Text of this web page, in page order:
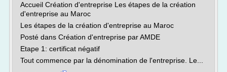
Accueil Création d'entreprise Les étapes de la création
d'entreprise au Maroc
Les étapes de la création d'entreprise au Maroc
Posté dans Création d'entreprise par AMDE
Etape 1: certificat négatif
Tout commence par la dénomination de l'entreprise. Le...